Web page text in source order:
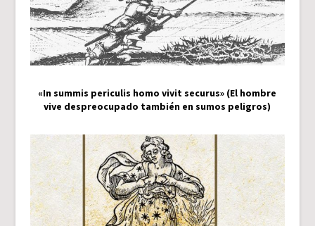
«In summis periculis homo vivit securus» (El hombre
vive despreocupado también en sumos peligros)